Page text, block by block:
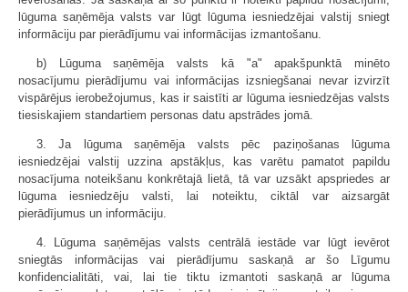
lūguma saņēmēja valsts var lūgt lūguma iesniedzējai valstij sniegt
informāciju par pierādījumu vai informācijas izmantošanu.
b) Lūguma saņēmēja valsts kā "a" apakšpunktā minēto
nosacījumu pierādījumu vai informācijas izsniegšanai nevar izvirzīt
vispārējus ierobežojumus, kas ir saistīti ar lūguma iesniedzējas valsts
tiesiskajiem standartiem personas datu apstrādes jomā.
3. Ja lūguma saņēmēja valsts pēc paziņošanas lūguma
iesniedzējai valstij uzzina apstākļus, kas varētu pamatot papildu
nosacījuma noteikšanu konkrētajā lietā, tā var uzsākt apspriedes ar
lūguma iesniedzēju valsti, lai noteiktu, ciktāl var aizsargāt
pierādījumus un informāciju.
4. Lūguma saņēmējas valsts centrālā iestāde var lūgt ievērot
sniegtās informācijas vai pierādījumu saskaņā ar šo Līgumu
konfidencialitāti, vai, lai tie tiktu izmantoti saskaņā ar lūguma